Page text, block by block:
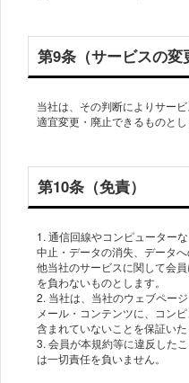
第9条（サービスの変
当社は、その判断によりサー
適宜変更・廃止できるものとし
第10条（免責）
1. 通信回線やコンピューター
中止・データの消失、データ
他当社のサービスに関して会
を負わないものとします。
2. 当社は、当社のウェブペー
メール・コンテンツに、コン
含まれていないことを保証いた
3. 会員が本規約等に違反した
は一切責任を負いません。